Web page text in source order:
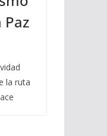
la ruta